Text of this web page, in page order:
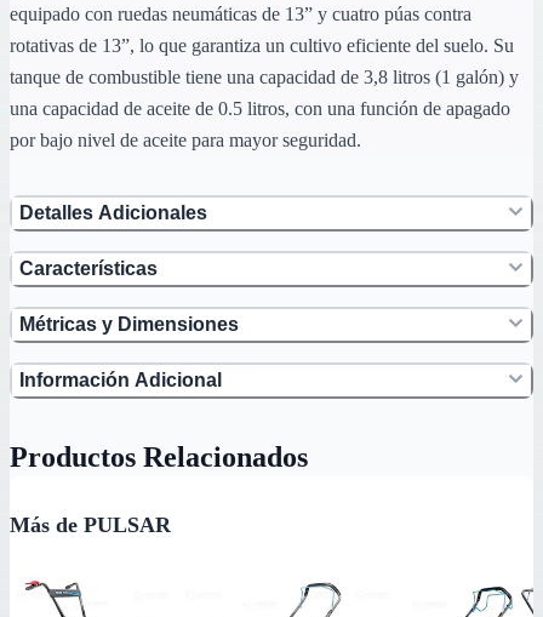
equipado con ruedas neumáticas de 13” y cuatro púas contra
rotativas de 13”, lo que garantiza un cultivo eficiente del suelo. Su
tanque de combustible tiene una capacidad de 3,8 litros (1 galón) y
una capacidad de aceite de 0.5 litros, con una función de apagado
por bajo nivel de aceite para mayor seguridad.
Detalles Adicionales
Características
Métricas y Dimensiones
Información Adicional
Productos Relacionados
Más de PULSAR